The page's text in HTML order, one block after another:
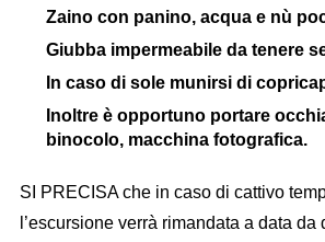
Zaino con panino, acqua e nù
Giubba impermeabile da tenere
In caso di sole munirsi di
Inoltre è opportuno portare
binocolo, macchina fotografica.
SI PRECISA che in caso di cattivo
l’escursione verrà rimandata a data